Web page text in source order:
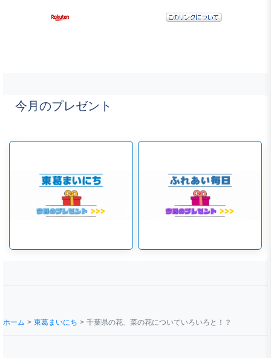
今月のプレゼント
ホーム 東葛まいにち 千葉県の花、菜の花についていろいろと！？